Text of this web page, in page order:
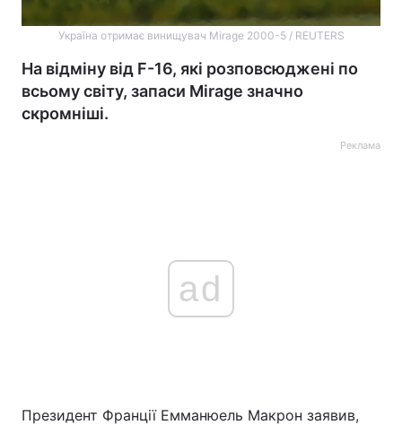
Україна отримає в​​​инищувач Mirage 2000-5 / REUTERS
На відміну від F-16, які розповсюджені по
всьому світу, запаси Mirage значно
скромніші.
Реклама
ad
Президент Франції Емманюель Макрон заявив,